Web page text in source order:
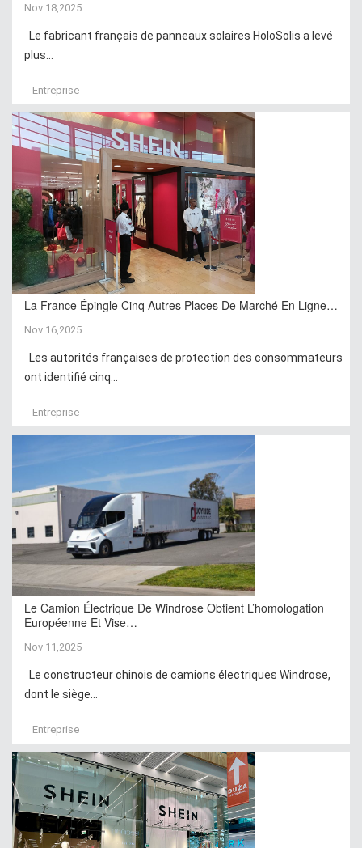
Nov 18,2025
Le fabricant français de panneaux solaires HoloSolis a levé
plus...
Entreprise
La France Épingle Cinq Autres Places De Marché En Ligne…
Nov 16,2025
Les autorités françaises de protection des consommateurs
ont identifié cinq...
Entreprise
Le Camion Électrique De Windrose Obtient L’homologation
Européenne Et Vise…
Nov 11,2025
Le constructeur chinois de camions électriques Windrose,
dont le siège...
Entreprise